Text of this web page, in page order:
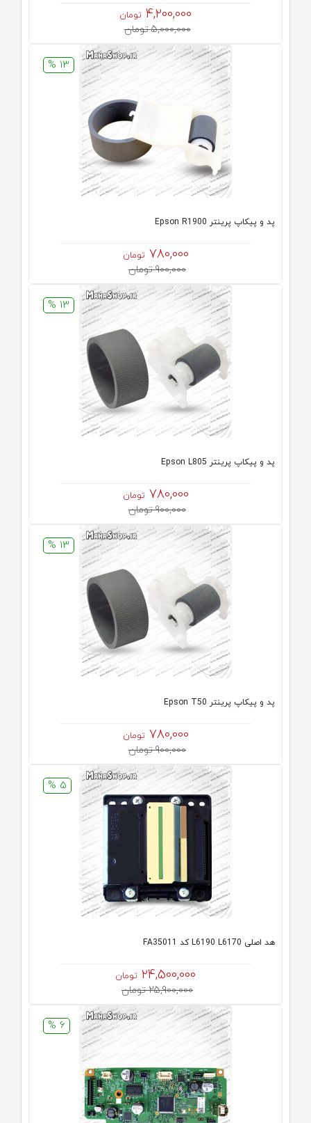
4,200,000 تومان
5,000,000 تومان
13 %
پد و پیکاپ پرینتر Epson R1900
780,000 تومان
900,000 تومان
13 %
پد و پیکاپ پرینتر Epson L805
780,000 تومان
900,000 تومان
13 %
پد و پیکاپ پرینتر Epson T50
780,000 تومان
900,000 تومان
5 %
هد اصلی L6190 L6170 کد FA35011
24,500,000 تومان
25,900,000 تومان
6 %